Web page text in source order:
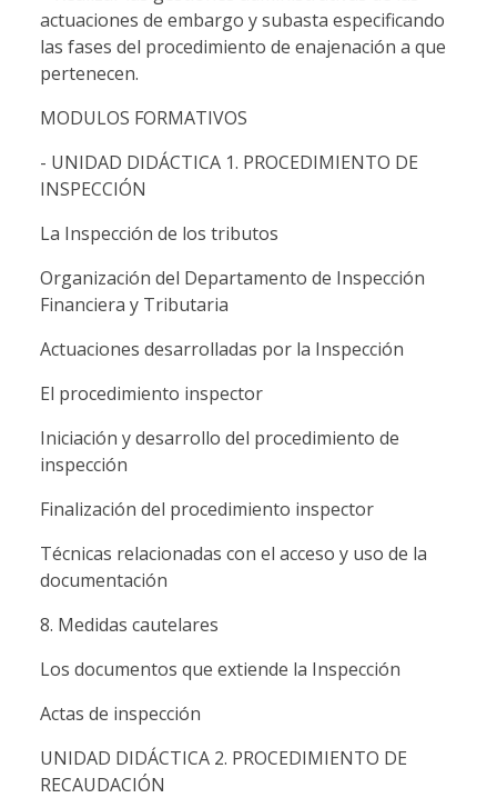
actuaciones de embargo y subasta especificando
las fases del procedimiento de enajenación a que
pertenecen.
MODULOS FORMATIVOS
- UNIDAD DIDÁCTICA 1. PROCEDIMIENTO DE
INSPECCIÓN
La Inspección de los tributos
Organización del Departamento de Inspección
Financiera y Tributaria
Actuaciones desarrolladas por la Inspección
El procedimiento inspector
Iniciación y desarrollo del procedimiento de
inspección
Finalización del procedimiento inspector
Técnicas relacionadas con el acceso y uso de la
documentación
8. Medidas cautelares
Los documentos que extiende la Inspección
Actas de inspección
UNIDAD DIDÁCTICA 2. PROCEDIMIENTO DE
RECAUDACIÓN